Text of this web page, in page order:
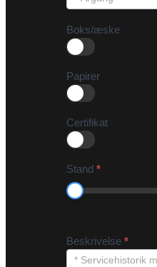
Boks/æske
Papirer
Certifikat
Stand *
Beskrivelse *